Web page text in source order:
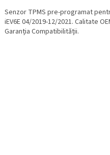
Senzor TPMS pre-programat
iEV6E 04/2019-12/2021. Calitate
Garanția Compatibilității.